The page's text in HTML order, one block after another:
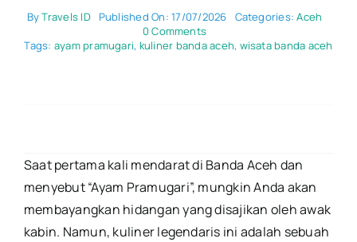
ByTravels ID Published On: 17/07/2026 Categories:Aceh
0 Commentson
Wajib
&
Tips
Makan
Sebelum
Habis
Tags: ayam pramugari, kuliner banda aceh, wisata banda aceh
Saat pertama kali mendarat di Banda Aceh dan
menyebut “Ayam Pramugari”, mungkin Anda akan
membayangkan hidangan yang disajikan oleh awak
kabin. Namun, kuliner legendaris ini adalah sebuah